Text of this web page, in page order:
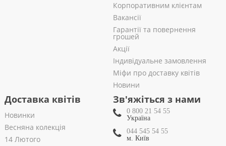
Корпоративним клієнтам
Вакансії
Гарантії та повернення
грошей
Акції
Індивідуальне замовлення
Міфи про доставку квітів
Новини
Доставка квітів
Новинки
Весняна колекція
14 Лютого
Зв'яжіться з нами
0 800 21 54 55
Україна
044 545 54 55
м. Київ